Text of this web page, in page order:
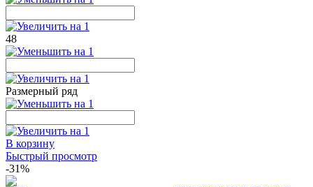
48
Размерный ряд
В корзину
Быстрый просмотр
-31%